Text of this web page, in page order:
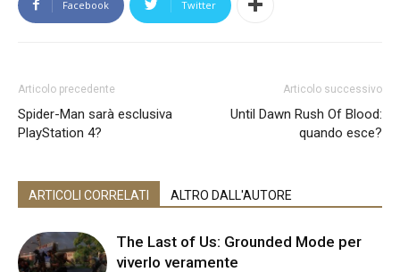
Facebook Twitter
Articolo precedente
Spider-Man sarà esclusiva
PlayStation 4?
Articolo successivo
Until Dawn Rush Of Blood:
quando esce?
ARTICOLI CORRELATI ALTRO DALL'AUTORE
The Last of Us: Grounded Mode per
viverlo veramente